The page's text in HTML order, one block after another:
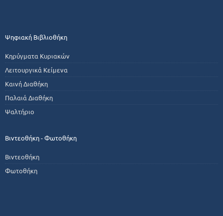
Ψηφιακή Βιβλιοθήκη
Κηρύγματα Κυριακών
Λειτουργικά Κείμενα
Καινή Διαθήκη
Παλαιά Διαθήκη
Ψαλτήριο
Βιντεοθήκη - Φωτοθήκη
Βιντεοθήκη
Φωτοθήκη